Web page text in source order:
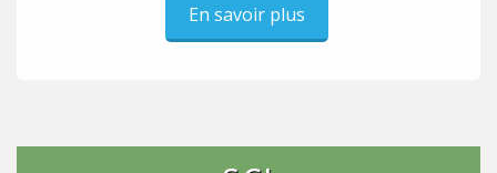
En savoir plus